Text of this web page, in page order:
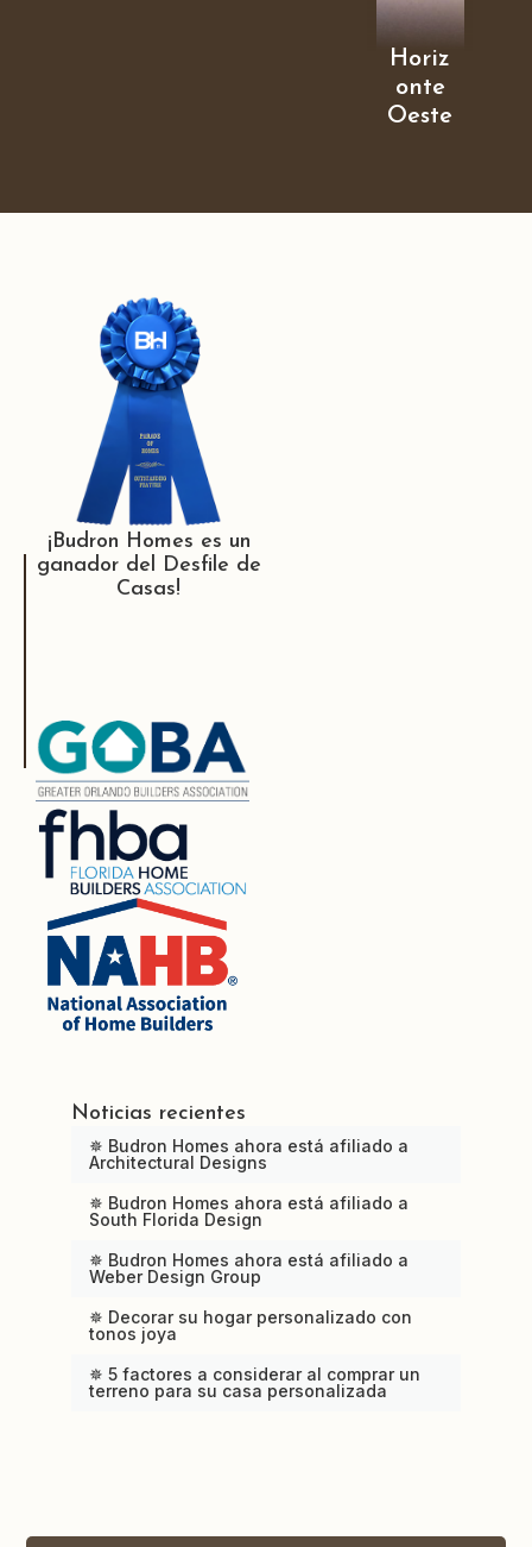
Horiz
onte
Oeste
¡Budron Homes es un
ganador del Desfile de
Casas!
Noticias recientes
✵ Budron Homes ahora está afiliado a
Architectural Designs
✵ Budron Homes ahora está afiliado a
South Florida Design
✵ Budron Homes ahora está afiliado a
Weber Design Group
✵ Decorar su hogar personalizado con
tonos joya
✵ 5 factores a considerar al comprar un
terreno para su casa personalizada